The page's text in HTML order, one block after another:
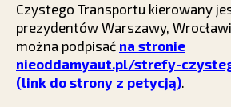
Czystego Transportu kierowany
prezydentów Warszawy,
można podpisać na stronie
nieoddamyaut.pl/strefy-
(link do strony z petycją).